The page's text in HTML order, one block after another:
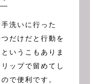
洗いに行った
だけだと行動を
いうこもありま
ップで留めてし
で便利です。